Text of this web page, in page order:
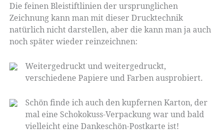
Die feinen Bleistiftlinien der ursprunglichen
Zeichnung kann man mit dieser Drucktechnik
natürlich nicht darstellen, aber die kann man ja auch
noch später wieder reinzeichnen:
Weitergedruckt und weitergedruckt,
verschiedene Papiere und Farben ausprobiert.
Schön finde ich auch den kupfernen Karton, der
mal eine Schokokuss-Verpackung war und bald
vielleicht eine Dankeschön-Postkarte ist!